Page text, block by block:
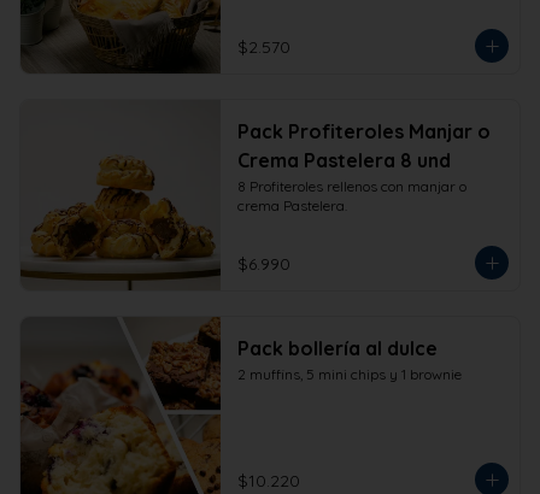
$2.570
Pack Profiteroles Manjar o
Crema Pastelera 8 und
8 Profiteroles rellenos con manjar o
crema Pastelera.
$6.990
Pack bollería al dulce
2 muffins, 5 mini chips y 1 brownie
$10.220